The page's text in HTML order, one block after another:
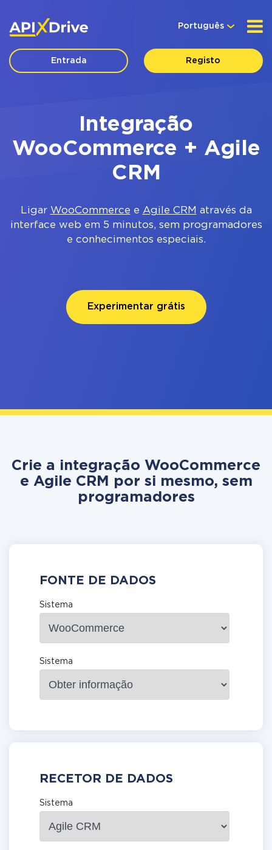
Português
Entrada Registo
Integração
WooCommerce + Agile
CRM
Ligar WooCommerce e Agile CRM através da
interface web em 5 minutos, sem programadores
e conhecimentos especiais.
Experimentar grátis
Crie a integração WooCommerce
e Agile CRM por si mesmo, sem
programadores
FONTE DE DADOS
Sistema
Sistema
RECETOR DE DADOS
Sistema